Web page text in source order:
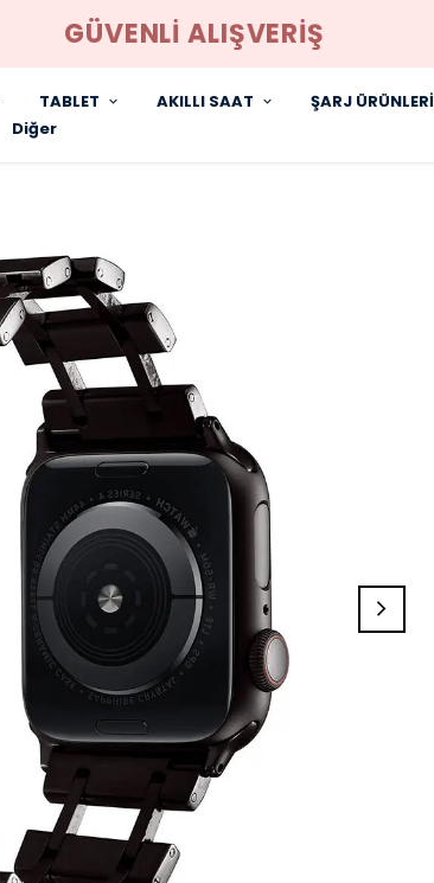
GÜVENLİ ALIŞVERİŞ
TABLET AKILLI SAAT ŞARJ ÜRÜNLERİ
Diğer